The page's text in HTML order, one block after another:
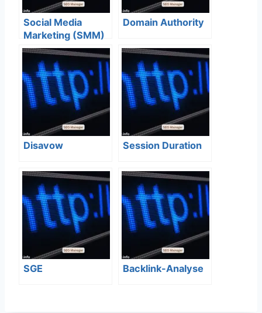
Social Media
Marketing (SMM)
einfach und
verständlich
erklärt – SEO
Bedeutung
Domain Authority
Disavow Session Duration
SGE Backlink-Analyse